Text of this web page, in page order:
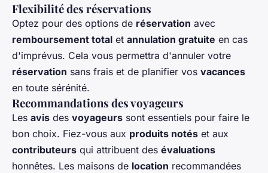
Flexibilité des réservations
Optez pour des options de réservation avec
remboursement total et annulation gratuite en cas
d'imprévus. Cela vous permettra d'annuler votre
réservation sans frais et de planifier vos vacances
en toute sérénité.
Recommandations des voyageurs
Les avis des voyageurs sont essentiels pour faire le
bon choix. Fiez-vous aux produits notés et aux
contributeurs qui attribuent des évaluations
honnêtes. Les maisons de location recommandées